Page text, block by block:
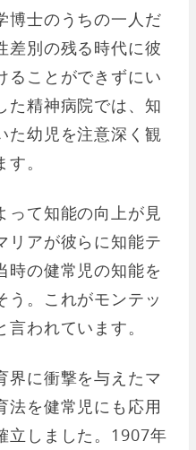
博士のうちの一人だ
差別の残る時代に彼
ることができずにい
た精神病院では、知
た幼児を注意深く観
。
って知能の向上が見
リアが彼らに知能テ
時の健常児の知能を
う。これがモンテッ
われています。
界に衝撃を与えたマ
法を健常児にも応用
立しました。1907年